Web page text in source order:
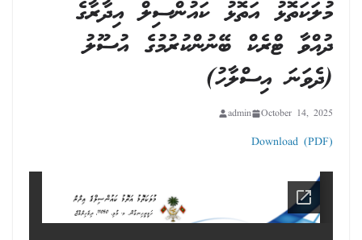
މުލަކަތޮޅު އަތޮޅު ކައުންސިލް އިދާރާގެ
ދުއްވާ ޓްރެކް ބޭނުންކުރުމުގެ އުސޫލު
(ދެވަނަ އިސްލާހު)
October 14, 2025
admin
Download (PDF)